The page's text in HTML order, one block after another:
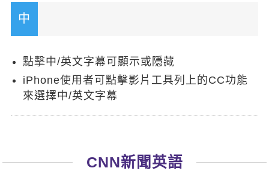
新聞英文
點擊中/英文字幕可顯示或隱藏
iPhone使用者可點擊影片工具列上的CC功能
來選擇中/英文字幕
CNN新聞英語